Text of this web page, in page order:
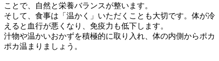
ことで、自然と栄養バランスが整います。
そして、食事は「温かく」いただくことも大切です。体が冷
えると血行が悪くなり、免疫力も低下します。
汁物や温かいおかずを積極的に取り入れ、体の内側からポカ
ポカ温まりましょう。